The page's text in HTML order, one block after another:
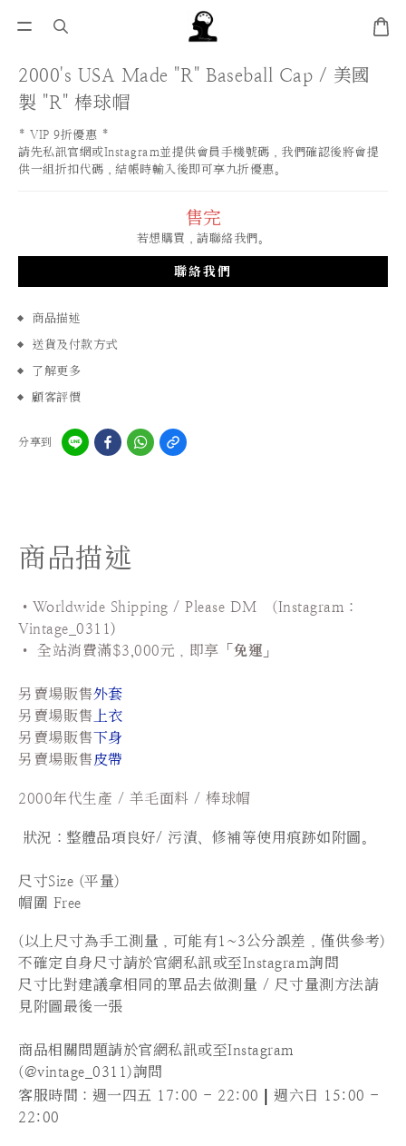
2000's USA Made "R" Baseball Cap / 美國
製 "R" 棒球帽
* VIP 9折優惠 *
請先私訊官網或Instagram並提供會員手機號碼，我們確認後將會提
供一組折扣代碼，結帳時輸入後即可享九折優惠。
售完
若想購買，請聯絡我們。
聯絡我們
商品描述
送貨及付款方式
了解更多
顧客評價
分享到
商品描述
•Worldwide Shipping / Please DM (Instagram：
Vintage_0311)
• 全站消費滿$3,000元，即享「 免運 」
另賣場販售外套
另賣場販售 上衣
另賣場販售下身
另賣場販售皮帶
2000年代生產 / 羊毛面料 / 棒球帽
狀況： 整體品項良好/ 污漬、修補等使用痕跡如附圖。
尺寸Size (平量)
帽圍 Free
(以上尺寸為手工測量，可能有1~3公分誤差，僅供參考)
不確定自身尺寸請於官網私訊或至Instagram詢問
尺寸比對建議拿相同的單品去做測量 / 尺寸量測方法請
見附圖最後一張
商品相關問題請於官網私訊或至Instagram
(@vintage_0311)詢問
客服時間 ：週一四五 17:00 - 22:00 | 週六日 15:00 -
22:00